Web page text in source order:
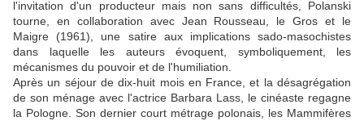
l'invitation d'un producteur mais non sans difficultés, Polanski
tourne, en collaboration avec Jean Rousseau, le Gros et le
Maigre (1961), une satire aux implications sado-masochistes
dans laquelle les auteurs évoquent, symboliquement, les
mécanismes du pouvoir et de l'humiliation.
Après un séjour de dix-huit mois en France, et la désagrégation
de son ménage avec l'actrice Barbara Lass, le cinéaste regagne
la Pologne. Son dernier court métrage polonais, les Mammifères